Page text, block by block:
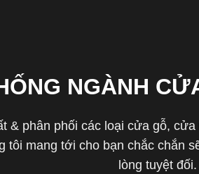
NGÀNH
& phân phối các loại cửa gỗ,
mang tới cho bạn chắc chắn
lòng tuyệt đối.